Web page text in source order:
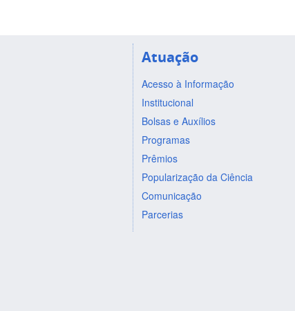
Atuação
Acesso à Informação
Institucional
Bolsas e Auxílios
Programas
Prêmios
Popularização da Ciência
Comunicação
Parcerias